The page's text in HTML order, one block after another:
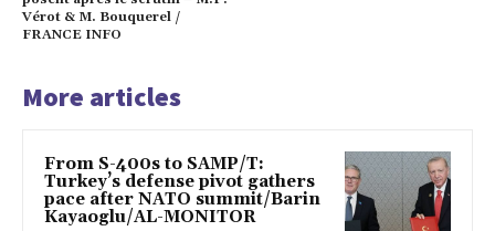
Vérot & M. Bouquerel /
FRANCE INFO
More articles
From S-400s to SAMP/T:
Turkey’s defense pivot gathers
pace after NATO summit/Barin
Kayaoglu/AL-MONITOR